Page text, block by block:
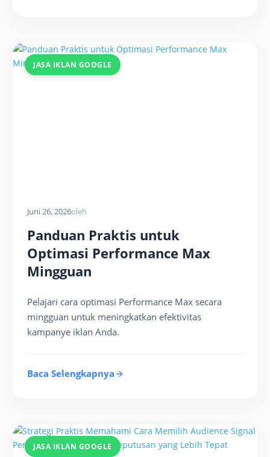
JASA IKLAN GOOGLE
Juni 26, 2026oleh
Panduan Praktis untuk
Optimasi Performance Max
Mingguan
Pelajari cara optimasi Performance Max secara
mingguan untuk meningkatkan efektivitas
kampanye iklan Anda.
Baca Selengkapnya
JASA IKLAN GOOGLE